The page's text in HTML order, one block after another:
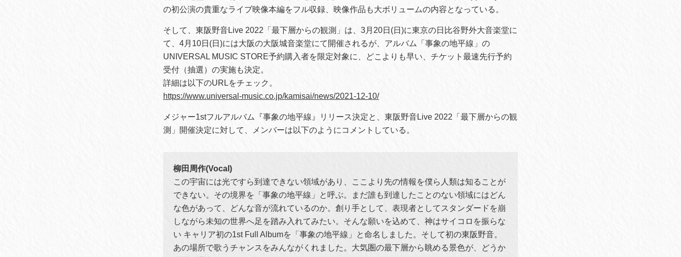
の初公演の貴重なライブ映像本編をフル収録、映像作品も大ボリュームの内容となっている。
そして、東阪野音Live 2022「最下層からの観測」は、3月20日(日)に東京の日比谷野外大音楽堂に
て、4月10日(日)には大阪の大阪城音楽堂にて開催されるが、アルバム「事象の地平線」の
UNIVERSAL MUSIC STORE予約購入者を限定対象に、どこよりも早い、チケット最速先行予約
受付（抽選）の実施も決定。
詳細は以下のURLをチェック。
https://www.universal-music.co.jp/kamisai/news/2021-12-10/
メジャー1stフルアルバム『事象の地平線』リリース決定と、東阪野音Live 2022「最下層からの観
測」開催決定に対して、メンバーは以下のようにコメントしている。
柳田周作(Vocal)
この宇宙には光ですら到達できない領域があり、ここより先の情報を僕ら人類は知ることが
できない。その境界を「事象の地平線」と呼ぶ。まだ誰も到達したことのない領域にはどん
な色があって、どんな音が流れているのか。創り手として、表現者としてスタンダードを崩
しながら未知の世界へ足を踏み入れてみたい。そんな願いを込めて、神はサイコロを振らな
い キャリア初の1st Full Albumを「事象の地平線」と命名しました。そして初の東阪野音。
あの場所で歌うチャンスをみんながくれました。大気圏の最下層から眺める景色が、どうか